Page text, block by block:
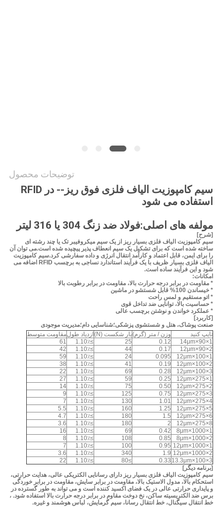
حریم
توضیحات محصول
سیم کامپوزیت الیاف فلزی فوق ریز-- در RFID
استفاده می شود
مولفه های اصلی:فولاد ضد زنگ 304 یا 316 لیتر
[شرح]
سیم کامپوزیت الیاف فلزی بسیار ریز از یک سیم میکروفیبر تک یا چند رشته ای
ساخته شده است که برای تشکیل یک سیم انعطاف پذیر پیچیده شده است.می توان آن
را برای ایمن، قابل اعتماد و کارآمد انتقال انرژی و داده سفارشی کرد.سیم کامپوزیت
الیاف فلزی بسیار ظریف با یک فرآیند استاندارد نساجی به برچسب RFID اضافه می
شود و این فرآیند ساده است.
امکانات:
* مقاومت در برابر درجه حرارت بالا، مقاومت در برابر رطوبت بالا
* خیساندن 100% قابل شستشو در ماشین
* اتو مستقیم و لمس راحت
* حساسیت بالا، توانایی ضد تداخل قوی
* عملکرد خواندن و نوشتن برچسب عالی
[کاربرد]
صنعت پوشاک، هتل و شستشوی پزشکی؛شناسایی دام؛مدیریت موجودی
تایپ کنید
وزن / متر (گرم)بار شکست (N) ازدیاد طولمقاومت متوسط
14μm×90×1
0.12
25 ≥1.10٪
61
12μm×90×2
0.17
44 ≥1.10٪
42
12μm×100×1
0.095
24 ≥1.10٪
59
12μm×100×2
0.19
41 ≥1.10٪
38
12μm×100×3
0.28
69 ≥1.10٪
22
12μm×275×1
0.25
59 ≥1.10٪
27
12μm×275×2
0.50
75 ≥1.10٪
14
12μm×275×3
0.75
125 ≥1.10٪
9
12μm×275×4
1.01
130 ≥1.10٪
7
12μm×275×5
1.25
160 ≥1.10٪
5.5
12μm×275×6
1.5
180 ≥1.10٪
4.7
12μm×275×8
2
180 ≥1.10٪
3.6
8μm×1000×1
0.42
69 ≥1.10٪
16
8μm×1000×2
0.85
108 ≥1.10٪
8
12μm×1000×1
0.95
100 ≥1.10٪
7
12μm×1000×2
1.9
340 ≥1.10٪
3.6
13.3μm×100×3
0.33
≥80 ≥1.10٪
22
[برنامه دیگر]
سیم کامپوزیت الیاف فلزی بسیار ریز دارای رسانایی الکتریکی عالی، هدایت حرارتی،
استحکام بالا، مدول الاستیک بالا، مقاومت در برابر سایش، مقاومت در برابر خوردگی
و پایداری حرارتی عالی در یک فضای اکسید کننده است و می تواند به طور گسترده در
برس ضد الکتریسیته ساکن، نخ دوخت مقاوم در برابر درجه حرارت بالا استفاده شود. ،
خط انتقال سیگنال، خط انتقال رسانا، سیم گرمایش، لباس هوشمند و غیره.